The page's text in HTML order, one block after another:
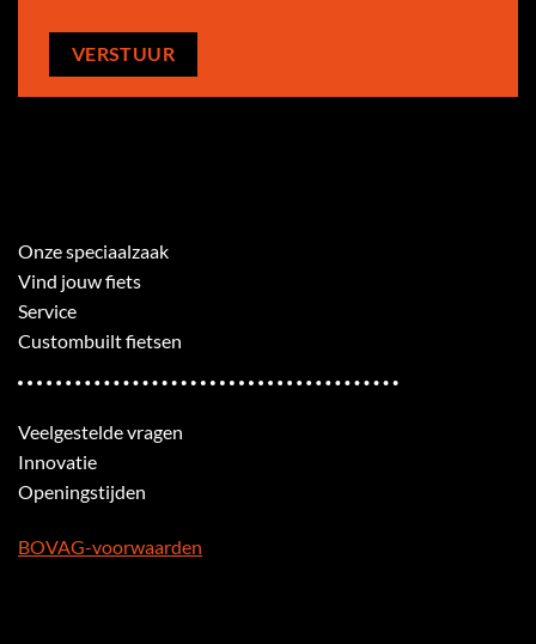
Onze speciaalzaak
Vind jouw fiets
Service
Custombuilt fietsen
Veelgestelde vragen
Innovatie
Openingstijden
BOVAG-voorwaarden